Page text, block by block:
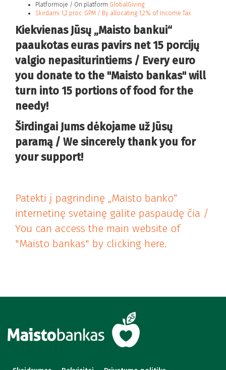
Platformoje / On platform GlobalGiving
Skirdami 1,2 proc. GPM / By allocating 1,2% of Income Tax
Kiekvienas Jūsų „Maisto bankui“
paaukotas euras pavirs net 15 porcijų
valgio nepasiturintiems / Every euro
you donate to the "Maisto bankas" will
turn into 15 portions of food for the
needy!
Širdingai Jums dėkojame už Jūsų
paramą / We sincerely thank you for
your support!
Patekti į pagrindinę „Maisto banko“
internetinę svetainę galite paspaudę čia /
You can access the main website of
"Maisto bankas" by clicking here.